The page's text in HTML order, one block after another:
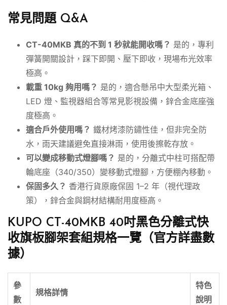
常見問題 Q&A
CT-40MKB 真的不到 1 秒就能開收嗎？ 是的，專利
彈簧開關設計，踩下即開、壓下即收，現場布光效率
極高。
載重 10kg 夠用嗎？ 是的，適合懸吊中大型柔光箱、
LED 燈、監視器組合等常見影視設備，鋅合金底座強
度極高。
適合戶外使用嗎？ 鐵材烤漆防鏽性佳，但非完全防
水，雨天建議避免直接淋雨，使用後擦乾存放。
可以變成移動式燈腳嗎？ 是的，分離式中柱可搭配帶
輪底座（340/350）變移動式燈腳，方便棚內移動。
保固多久？ 香港行貨原廠保固 1–2 年（視代理政
策），鋅合金與鋼材結構耐用度極高。
KUPO CT-40MKB 40吋黑色分離式快
收旗板腳架套組規格一覽（官方詳盡數
據）
參
數
規格詳情
特色
說明